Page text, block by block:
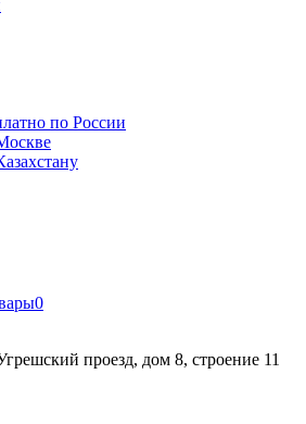
по России
0
проезд, дом 8, строение 11